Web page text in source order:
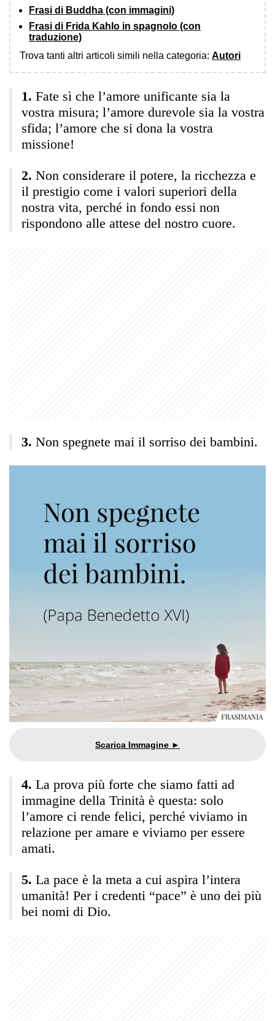
Frasi di Buddha (con immagini)
Frasi di Frida Kahlo in spagnolo (con
traduzione)
Trova tanti altri articoli simili nella categoria: Autori
Fate sì che l’amore unificante sia la
vostra misura; l’amore durevole sia la vostra
sfida; l’amore che si dona la vostra
missione!
Non considerare il potere, la ricchezza e
il prestigio come i valori superiori della
nostra vita, perché in fondo essi non
rispondono alle attese del nostro cuore.
Non spegnete mai il sorriso dei bambini.
La prova più forte che siamo fatti ad
immagine della Trinità è questa: solo
l’amore ci rende felici, perché viviamo in
relazione per amare e viviamo per essere
amati.
La pace è la meta a cui aspira l’intera
umanità! Per i credenti “pace” è uno dei più
bei nomi di Dio.